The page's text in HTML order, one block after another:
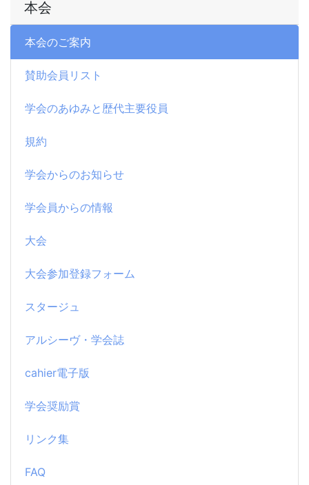
本会
本会のご案内
賛助会員リスト
学会のあゆみと歴代主要役員
規約
学会からのお知らせ
学会員からの情報
大会
大会参加登録フォーム
スタージュ
アルシーヴ・学会誌
cahier電子版
学会奨励賞
リンク集
FAQ